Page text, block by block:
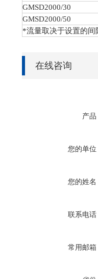
GMSD2000/30
GMSD2000/50
*流量取决于设置的间
在线咨询
产品
您的单位
您的姓名
联系电话
常用邮箱